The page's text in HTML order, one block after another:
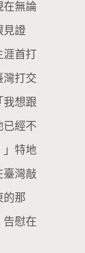
在無論
見證
涯首打
灣打交
我想跟
已經不
」特地
臺灣敲
的那
告慰在